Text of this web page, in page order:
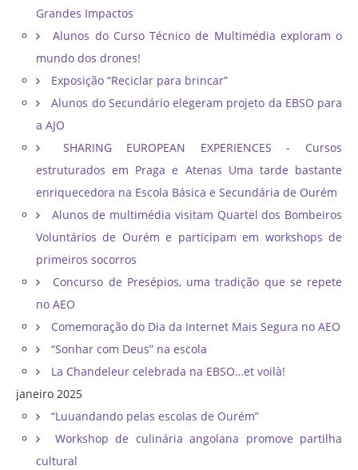
Grandes Impactos
Alunos do Curso Técnico de Multimédia exploram o
mundo dos drones!
Exposição “Reciclar para brincar”
Alunos do Secundário elegeram projeto da EBSO para
a AJO
SHARING EUROPEAN EXPERIENCES - Cursos
estruturados em Praga e Atenas Uma tarde bastante
enriquecedora na Escola Básica e Secundária de Ourém
Alunos de multimédia visitam Quartel dos Bombeiros
Voluntários de Ourém e participam em workshops de
primeiros socorros
Concurso de Presépios, uma tradição que se repete
no AEO
Comemoração do Dia da Internet Mais Segura no AEO
“Sonhar com Deus” na escola
La Chandeleur celebrada na EBSO…et voilà!
janeiro 2025
“Luuandando pelas escolas de Ourém”
Workshop de culinária angolana promove partilha
cultural